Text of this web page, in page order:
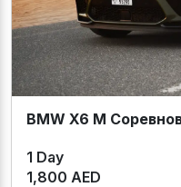
BMW X6 M
1 Day
1,800 AED